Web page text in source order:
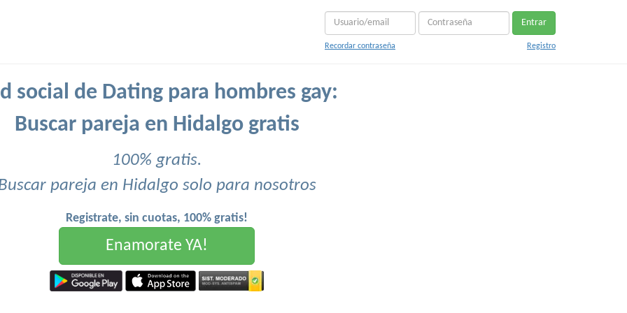
Entrar
Recordar contraseña Registro
social de Dating para hombres gay:
Buscar pareja en Hidalgo gratis
100% gratis.
pareja en Hidalgo solo para nosotros
Registrate, sin cuotas, 100% gratis!
Enamorate YA!